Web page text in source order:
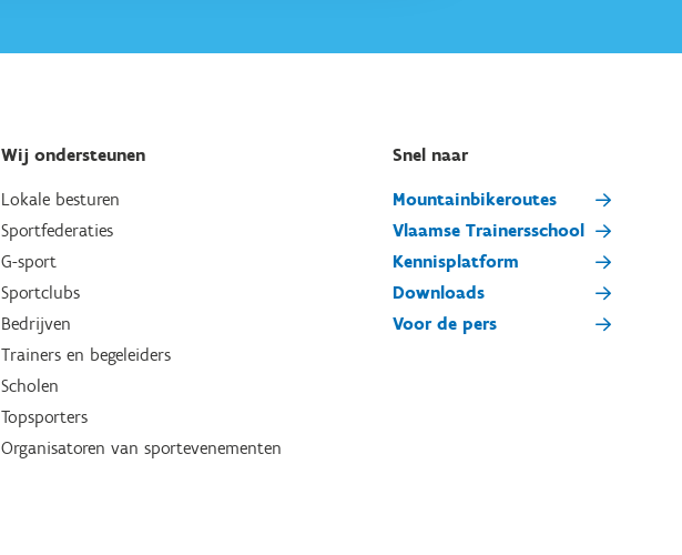
Wij ondersteunen
Lokale besturen
Sportfederaties
G-sport
Sportclubs
Bedrijven
Trainers en begeleiders
Scholen
Topsporters
Organisatoren van sportevenementen
Snel naar
Mountainbikeroutes
Vlaamse Trainersschool
Kennisplatform
Downloads
Voor de pers